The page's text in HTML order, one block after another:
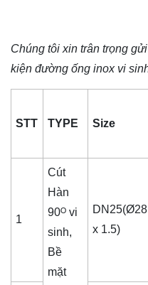
Chúng tôi xin trân trọng
kiện đường ống inox vi
STT TYPE Size
1
Cút
Hàn
90ᴼ vi
sinh,
Bề
mặt
DN25(Ø28
x 1.5)